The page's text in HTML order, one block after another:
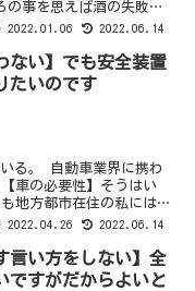
事を思えば酒の失敗は
も、道で寝る。...
2022.01.06 2022.06.14
ない】でも安全装置
たいのです
る。 自動車業界に携わ
車の必要性】そうはい
地方都市在住の私には
どこにも行けな...
2022.04.26 2022.06.14
言い方をしない】全
ですがだからよいと